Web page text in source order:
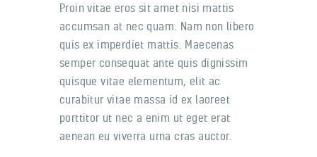
Proin vitae eros sit amet nisi mattis
accumsan at nec quam. Nam non libero
quis ex imperdiet mattis. Maecenas
semper consequat ante quis dignissim
quisque vitae elementum, elit ac
curabitur vitae massa id ex laoreet
porttitor ut nec a enim ut eget erat
aenean eu viverra urna cras auctor.